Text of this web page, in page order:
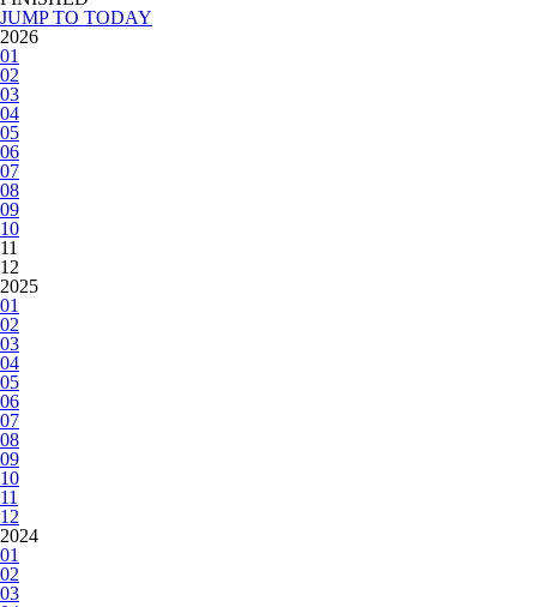
JUMP TO TODAY
2026
01
02
03
04
05
06
07
08
09
10
11
12
2025
01
02
03
04
05
06
07
08
09
10
11
12
2024
01
02
03